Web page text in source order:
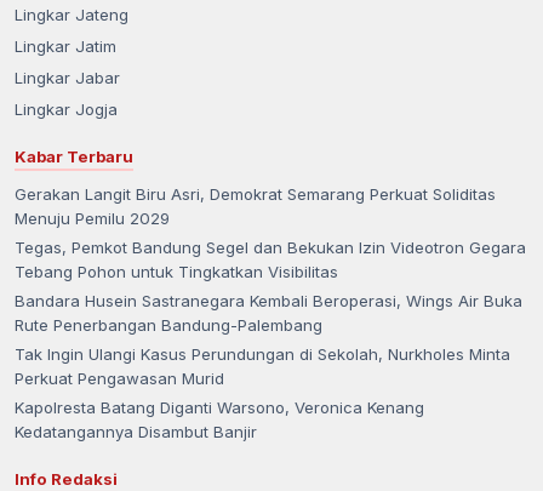
Lingkar Jateng
Lingkar Jatim
Lingkar Jabar
Lingkar Jogja
Kabar Terbaru
Gerakan Langit Biru Asri, Demokrat Semarang Perkuat Soliditas
Menuju Pemilu 2029
Tegas, Pemkot Bandung Segel dan Bekukan Izin Videotron Gegara
Tebang Pohon untuk Tingkatkan Visibilitas
Bandara Husein Sastranegara Kembali Beroperasi, Wings Air Buka
Rute Penerbangan Bandung-Palembang
Tak Ingin Ulangi Kasus Perundungan di Sekolah, Nurkholes Minta
Perkuat Pengawasan Murid
Kapolresta Batang Diganti Warsono, Veronica Kenang
Kedatangannya Disambut Banjir
Info Redaksi